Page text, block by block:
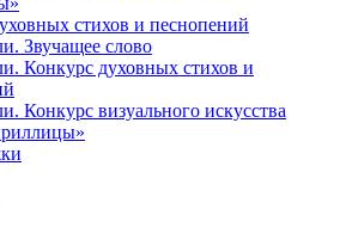
стихов и песнопений
Звучащее слово
Конкурс духовных стихов и
Конкурс визуального искусства